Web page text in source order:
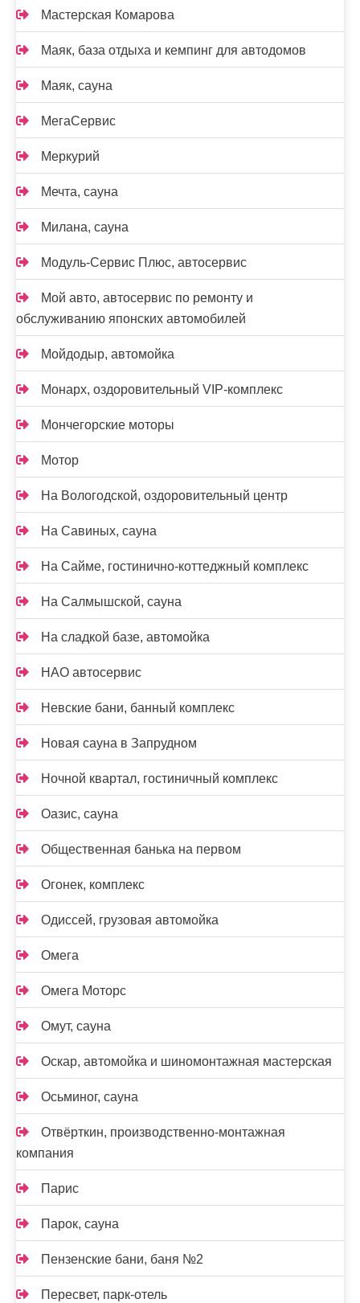
Мастерская Комарова
Маяк, база отдыха и кемпинг для автодомов
Маяк, сауна
МегаСервис
Меркурий
Мечта, сауна
Милана, сауна
Модуль-Сервис Плюс, автосервис
Мой авто, автосервис по ремонту и
обслуживанию японских автомобилей
Мойдодыр, автомойка
Монарх, оздоровительный VIP-комплекс
Мончегорские моторы
Мотор
На Вологодской, оздоровительный центр
На Савиных, сауна
На Сайме, гостинично-коттеджный комплекс
На Салмышской, сауна
На сладкой базе, автомойка
НАО автосервис
Невские бани, банный комплекс
Новая сауна в Запрудном
Ночной квартал, гостиничный комплекс
Оазис, сауна
Общественная банька на первом
Огонек, комплекс
Одиссей, грузовая автомойка
Омега
Омега Моторс
Омут, сауна
Оскар, автомойка и шиномонтажная мастерская
Осьминог, сауна
Отвёрткин, производственно-монтажная
компания
Парис
Парок, сауна
Пензенские бани, баня №2
Пересвет, парк-отель